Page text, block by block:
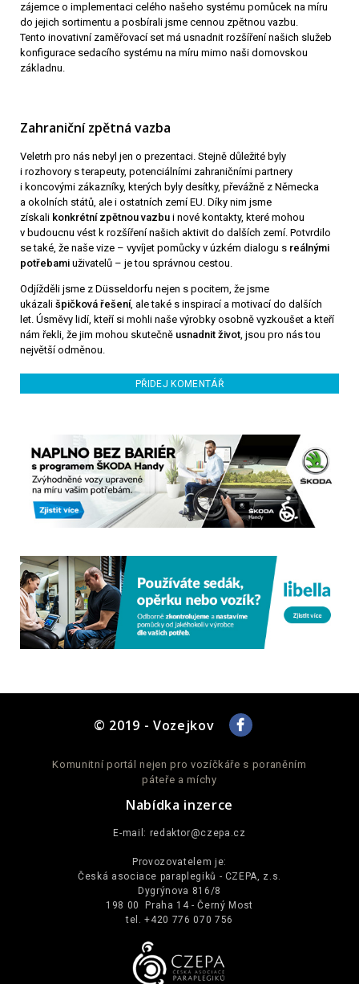
zájemce o implementaci celého našeho systému pomůcek na míru
do jejich sortimentu a posbírali jsme cennou zpětnou vazbu.
Tento inovativní zaměřovací set má usnadnit rozšíření našich služeb
konfigurace sedacího systému na míru mimo naši domovskou
základnu.
Zahraniční zpětná vazba
Veletrh pro nás nebyl jen o prezentaci. Stejně důležité byly
i rozhovory s terapeuty, potenciálními zahraničními partnery
i koncovými zákazníky, kterých byly desítky, převážně z Německa
a okolních států, ale i ostatních zemí EU. Díky nim jsme
získali konkrétní zpětnou vazbu i nové kontakty, které mohou
v budoucnu vést k rozšíření našich aktivit do dalších zemí. Potvrdilo
se také, že naše vize – vyvíjet pomůcky v úzkém dialogu s reálnými
potřebami uživatelů – je tou správnou cestou.
Odjížděli jsme z Düsseldorfu nejen s pocitem, že jsme
ukázali špičková řešení, ale také s inspirací a motivací do dalších
let. Úsměvy lidí, kteří si mohli naše výrobky osobně vyzkoušet a kteří
nám řekli, že jim mohou skutečně usnadnit život, jsou pro nás tou
největší odměnou.
PŘIDEJ KOMENTÁŘ
© 2019 - Vozejkov
Komunitní portál nejen pro vozíčkáře s poraněním
páteře a míchy
Nabídka inzerce
E-mail: redaktor@czepa.cz
Provozovatelem je:
Česká asociace paraplegiků - CZEPA, z.s.
Dygrýnova 816/8
198 00 Praha 14 - Černý Most
tel. +420 776 070 756